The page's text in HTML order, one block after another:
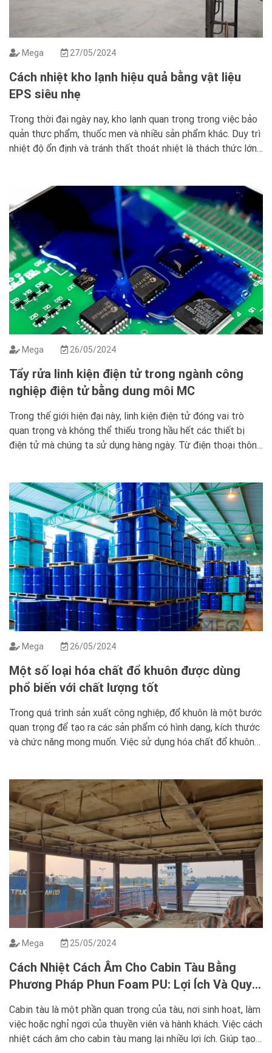
Mega 27/05/2024
Cách nhiệt kho lạnh hiệu quả bằng vật liệu
EPS siêu nhẹ
Trong thời đại ngày nay, kho lạnh quan trọng trong việc bảo
quản thực phẩm, thuốc men và nhiều sản phẩm khác. Duy trì
nhiệt độ ổn định và tránh thất thoát nhiệt là thách thức lớn.
Mega 26/05/2024
Tẩy rửa linh kiện điện tử trong ngành công
nghiệp điện tử bằng dung môi MC
Trong thế giới hiện đại này, linh kiện điện tử đóng vai trò
quan trọng và không thể thiếu trong hầu hết các thiết bị
điện tử mà chúng ta sử dụng hàng ngày. Từ điện thoại thông
Mega 26/05/2024
Một số loại hóa chất đổ khuôn được dùng
phổ biến với chất lượng tốt
Trong quá trình sản xuất công nghiệp, đổ khuôn là một bước
quan trọng để tạo ra các sản phẩm có hình dạng, kích thước
và chức năng mong muốn. Việc sử dụng hóa chất đổ khuôn
Mega 25/05/2024
Cách Nhiệt Cách Âm Cho Cabin Tàu Bằng
Phương Pháp Phun Foam PU: Lợi Ích Và Quy
Cabin tàu là một phần quan trọng của tàu, nơi sinh hoạt, làm
việc hoặc nghỉ ngơi của thuyền viên và hành khách. Việc cách
nhiệt cách âm cho cabin tàu mang lại nhiều lợi ích. Giúp tạo